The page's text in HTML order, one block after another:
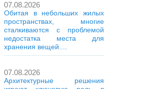
07.08.2026
Обитая в небольших жилых
пространствах, многие
сталкиваются с проблемой
недостатка места для
хранения вещей....
07.08.2026
Архитектурные решения